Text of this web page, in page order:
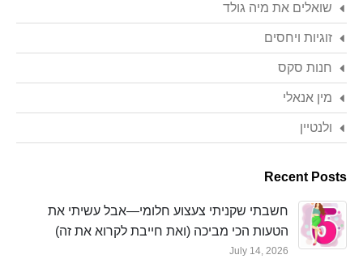
שואלים את מיה גולד
זוגיות ויחסים
חנות סקס
מין אנאלי
ולנטיין
Recent Posts
חשבתי שקניתי צעצוע חלומי—אבל עשיתי את
הטעות הכי מביכה (ואת חייבת לקרוא את זה)
July 14, 2026